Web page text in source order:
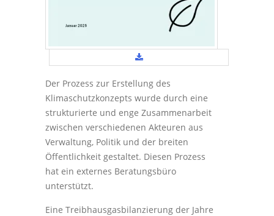
Der Prozess zur Erstellung des
Klimaschutzkonzepts wurde durch eine
strukturierte und enge Zusammenarbeit
zwischen verschiedenen Akteuren aus
Verwaltung, Politik und der breiten
Öffentlichkeit gestaltet. Diesen Prozess
hat ein externes Beratungsbüro
unterstützt.
Eine Treibhausgasbilanzierung der Jahre